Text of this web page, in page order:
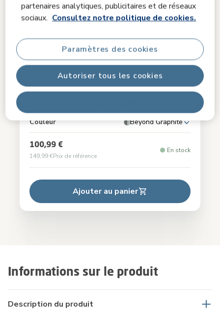
partenaires analytiques, publicitaires et de réseaux
sociaux. Consultez notre politique de cookies.
Autoriser tous les cookies
Paramètres des cookies
Informations sur le produit
Description du produit
Chaise haute 4 en 1 Moa
Couleur Beyond Graphite
100,99 €
149,99 €Prix de référence
En stock
Ajouter au panier